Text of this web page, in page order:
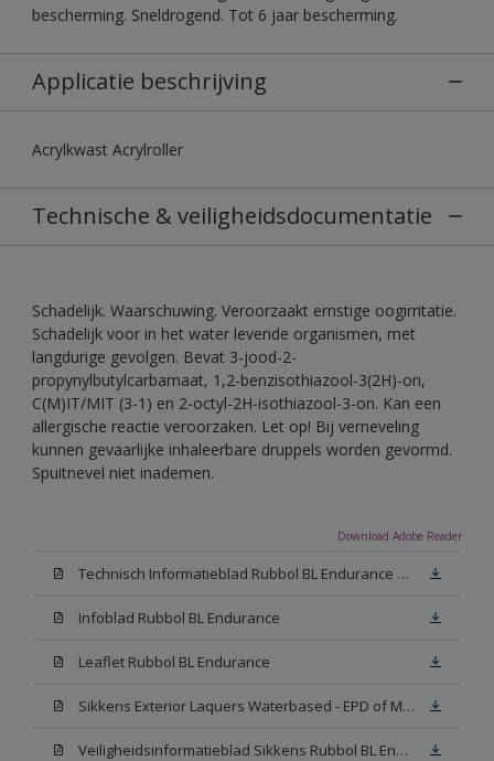
bescherming. Sneldrogend. Tot 6 jaar bescherming.
Applicatie beschrijving
Acrylkwast Acrylroller
Technische & veiligheidsdocumentatie
Schadelijk. Waarschuwing. Veroorzaakt ernstige oogirritatie.
Schadelijk voor in het water levende organismen, met
langdurige gevolgen. Bevat 3-jood-2-
propynylbutylcarbamaat, 1,2-benzisothiazool-3(2H)-on,
C(M)IT/MIT (3-1) en 2-octyl-2H-isothiazool-3-on. Kan een
allergische reactie veroorzaken. Let op! Bij verneveling
kunnen gevaarlijke inhaleerbare druppels worden gevormd.
Spuitnevel niet inademen.
Download Adobe Reader
Technisch Informatieblad Rubbol BL Endurance HG (PDF)
Infoblad Rubbol BL Endurance
Leaflet Rubbol BL Endurance
Sikkens Exterior Laquers Waterbased - EPD of Milieuproductverklaring
Veiligheidsinformatieblad Sikkens Rubbol BL Endurance High Gloss N00 (MSDS)